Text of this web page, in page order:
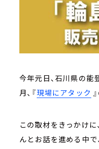
今年元日、石川県の能
月、『現場にアタック
この取材をきっかけに
んとお話を進める中で